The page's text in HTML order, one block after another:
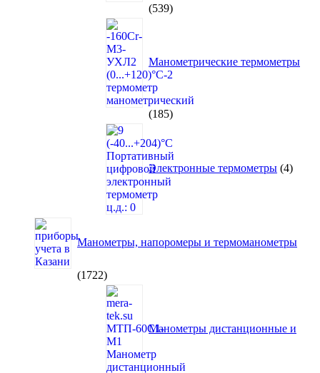
539539
Манометрические термометры
185185
Электронные термометры 4
Манометры, напоромеры и термоманометры
17221722
товара
Манометры дистанционные и